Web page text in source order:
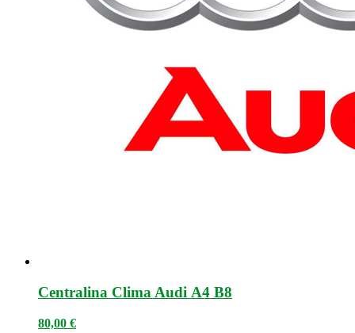
Centralina Clima Audi A4 B8
80,00 €